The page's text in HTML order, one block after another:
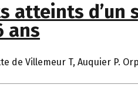
atteints d’un
ans
de Villemeur T, Auquier P.